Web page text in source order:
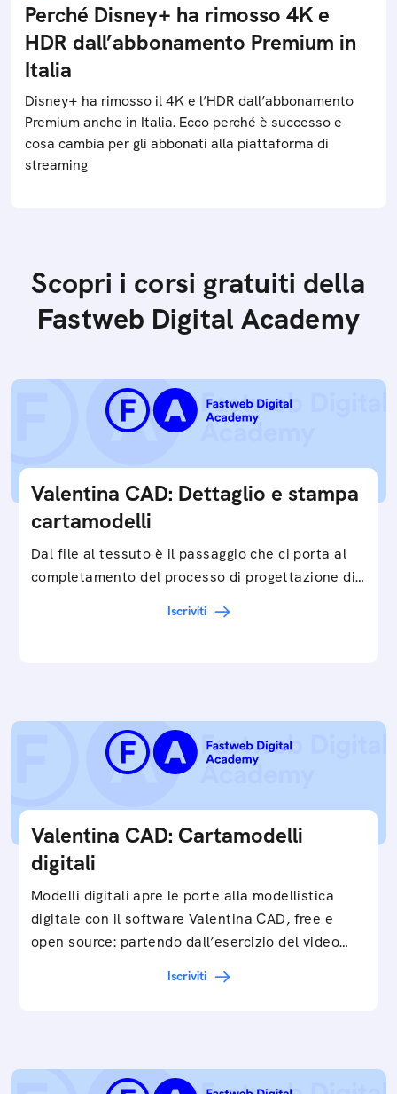
Perché Disney+ ha rimosso 4K e
HDR dall’abbonamento Premium in
Italia
Disney+ ha rimosso il 4K e l’HDR dall’abbonamento
Premium anche in Italia. Ecco perché è successo e
cosa cambia per gli abbonati alla piattaforma di
streaming
Scopri i corsi gratuiti della
Fastweb Digital Academy
Valentina CAD: Dettaglio e stampa
cartamodelli
Dal file al tessuto è il passaggio che ci porta al
completamento del processo di progettazione di
Iscriviti
Valentina CAD: Cartamodelli
digitali
Modelli digitali apre le porte alla modellistica
digitale con il software Valentina CAD, free e
open source: partendo dall’esercizio del video…
Iscriviti